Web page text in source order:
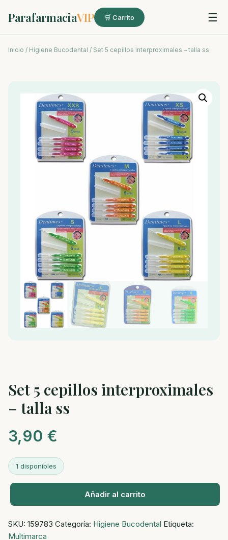
ParafarmaciaVIP 🛒 Carrito ☰
Inicio / Higiene Bucodental / Set 5 cepillos interproximales – talla ss
Set 5 cepillos interproximales
– talla ss
3,90 €
1 disponibles
cepillos
interproximales
Añadir al carrito
SKU: 159783 Categoría: Higiene Bucodental Etiqueta:
Multimarca